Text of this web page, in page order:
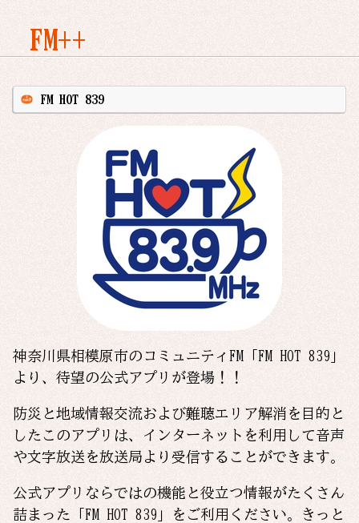
FM++
FM HOT 839
神奈川県相模原市のコミュニティFM「FM HOT 839」
より、待望の公式アプリが登場！！
防災と地域情報交流および難聴エリア解消を目的と
したこのアプリは、インターネットを利用して音声
や文字放送を放送局より受信することができます。
公式アプリならではの機能と役立つ情報がたくさん
詰まった「FM HOT 839」をご利用ください。きっと